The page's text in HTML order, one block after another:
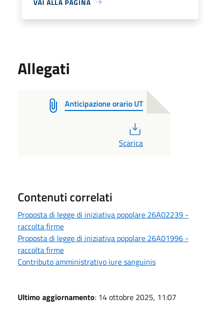
Allegati
Anticipazione orario UT
Scarica
Contenuti correlati
Proposta di legge di iniziativa popolare 26A02239 -
raccolta firme
Proposta di legge di iniziativa popolare 26A01996 -
raccolta firme
Contributo amministrativo iure sanguinis
Ultimo aggiornamento: 14 ottobre 2025, 11:07